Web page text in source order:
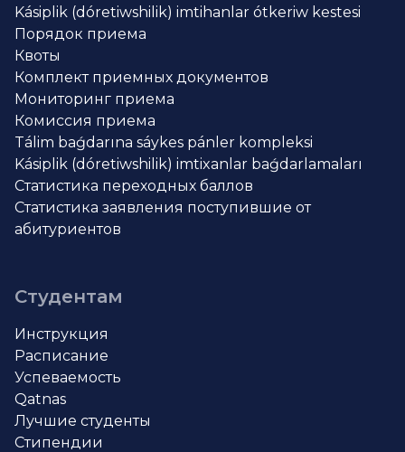
Kásiplik (dóretiwshilik) imtihanlar ótkeriw kestesi
Порядок приема
Квоты
Комплект приемных документов
Мониторинг приема
Комиссия приема
Tálim baǵdarına sáykes pánler kompleksi
Kásiplik (dóretiwshilik) imtixanlar baǵdarlamaları
Статистика переходных баллов
Статистика заявления поступившие от
абитуриентов
Студентам
Инструкция
Расписание
Успеваемость
Qatnas
Лучшие студенты
Стипендии